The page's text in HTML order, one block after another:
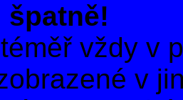
špatně!
vždy v
v